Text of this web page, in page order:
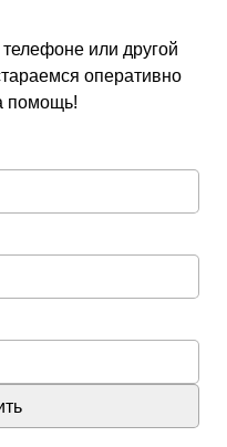
или другой
оперативно
помощь!